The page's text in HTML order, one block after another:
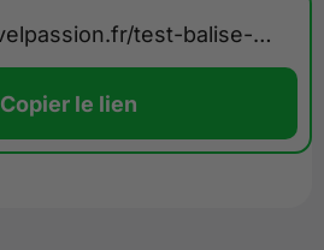
https://www.gravelpassion.fr/test-balise-gps-secours-lynkx/
Copier le lien